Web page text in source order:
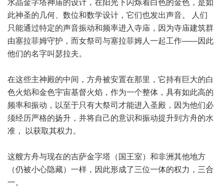
水晶金字塔神庙的设计，在阳光下闪烁着白色的金色，是如
此神圣的几何、数位和数学设计，它们也发出声音。 人们
只能通过特定的声音振动和频率进入寺庙，因为寺庙建筑群
由塞拉菲姆守护，而女祭司与塞拉菲姆人一起工作——因此
他们的名字叫瑟拉夫。
在这些主神殿的中间，方舟被安置在那里，它持有巨大的白
色火焰和金色宇宙基督火焰，作为一个整体，具有如此高的
频率和振动，以至于只有大祭司才能进入圣殿，因为他们必
须经历严格的扬升，并将自己的意识和振动提升到方舟的水
准， 以获取其权力。
这艘方舟与现在的吉萨金字塔（国王室）和非洲其他地方
（仍被小心隐藏）一样，因此形成了三位一体的权力，三合
一。